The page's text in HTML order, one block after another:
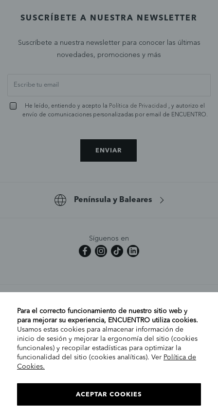
SUSCRÍBETE A NUESTRA NEWSLETTER
Suscríbete a nuestra newsletter para conocer las últimas
novedades, promociones y más
He leído, entiendo y acepto la Política de Privacidad , y autorizo el
envío de comunicaciones personalizadas por email de ENCUENTRO.
ENVIAR
Península y Baleares
Síguenos en
MI CUENTA
AYUDA
EMPRESA
INFORMACIÓN LEGAL
Para el correcto funcionamiento de nuestro sitio web y
para mejorar su experiencia, ENCUENTRO utiliza cookies.
Usamos estas cookies para almacenar información de
inicio de sesión y mejorar la ergonomía del sitio (cookies
funcionales) y recopilar estadísticas para optimizar la
funcionalidad del sitio (cookies analíticas). Ver Política de
Cookies.
ACEPTAR COOKIES